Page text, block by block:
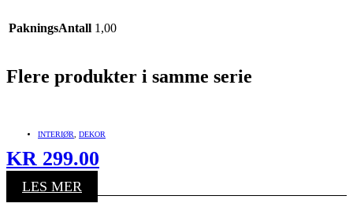
PakningsAntall 1,00
Flere produkter i samme serie
INTERIØR DEKOR
KR 299.00
LES MER